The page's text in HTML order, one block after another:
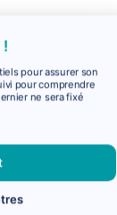
pour assurer son
pour comprendre
ne sera fixé